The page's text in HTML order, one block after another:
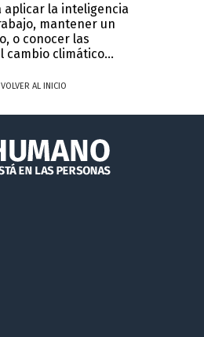
aplicar la inteligencia
mantener un
o conocer las
cambio climático...
VOLVER AL INICIO